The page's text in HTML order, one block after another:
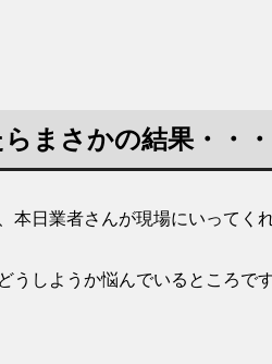
まさかの結果・・・
本日業者さんが現場にいってく
しようか悩んでいるところです